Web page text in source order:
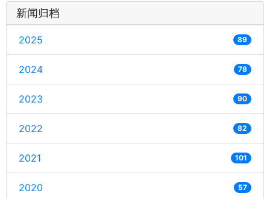
新闻归档
2025 89
2024 78
2023 90
2022 82
2021 101
2020 57